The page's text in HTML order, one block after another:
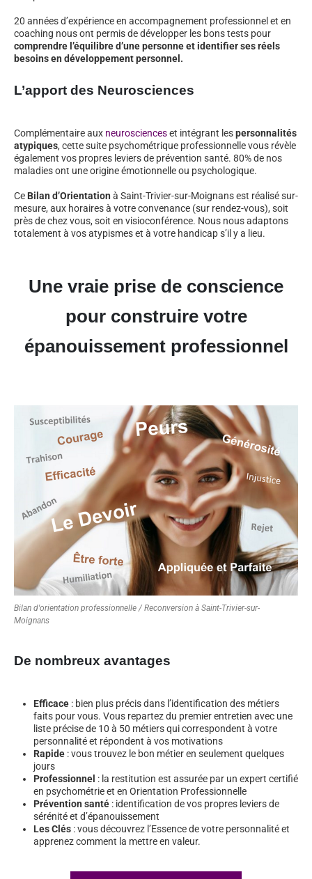
20 années d’expérience en accompagnement professionnel et en
coaching nous ont permis de développer les bons tests pour
comprendre l’équilibre d’une personne et identifier ses réels
besoins en développement personnel.
L’apport des Neurosciences
Complémentaire aux neuroscienceset intégrant lespersonnalités
atypiques, cette suite psychométrique professionnelle vous révèle
également vos propres leviers de prévention santé. 80% de nos
maladies ont une origine émotionnelle ou psychologique.
Ce Bilan d’Orientation à Saint-Trivier-sur-Moignans est réalisé sur-
mesure, aux horaires à votre convenance (sur rendez-vous), soit
près de chez vous, soit en visioconférence. Nous nous adaptons
totalement à vos atypismes et à votre handicap s’il y a lieu.
Une vraie prise de conscience
pour construire votre
épanouissement professionnel
Bilan d'orientation professionnelle / Reconversion à Saint-Trivier-sur-
Moignans
De nombreux avantages
Efficace : bien plus précis dans l’identification des métiers
faits pour vous. Vous repartez du premier entretien avec une
liste précise de 10 à 50 métiers qui correspondent à votre
personnalité et répondent à vos motivations
Rapide : vous trouvez le bon métier en seulement quelques
jours
Professionnel : la restitution est assurée par un expert certifié
en psychométrie et en Orientation Professionnelle
Prévention santé : identification de vos propres leviers de
sérénité et d’épanouissement
Les Clés : vous découvrez l’Essence de votre personnalité et
apprenez comment la mettre en valeur.